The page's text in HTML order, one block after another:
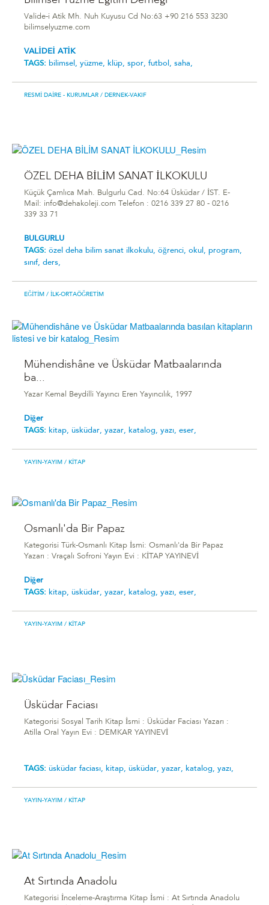
Valide-i Atik Mh. Nuh Kuyusu Cd No:63 +90 216 553 3230
bilimselyuzme.com
VALİDEİ ATİK
TAGS: bilimsel, yüzme, klüp, spor, futbol, saha,
RESMI DAIRE - KURUMLAR / DERNEK-VAKIF
ÖZEL DEHA BİLİM SANAT İLKOKULU
Küçük Çamlıca Mah. Bulgurlu Cad. No:64 Üsküdar / İST. E-
Mail: info@dehakoleji.com Telefon : 0216 339 27 80 - 0216
339 33 71
BULGURLU
TAGS: özel deha bi̇li̇m sanat i̇lkokulu, öğrenci, okul, program,
sınıf, ders,
EĞITIM / İLK-ORTAÖĞRETIM
Mühendishâne ve Üsküdar Matbaalarında
ba...
Yazar Kemal Beydilli Yayıncı Eren Yayıncılık, 1997
Diğer
TAGS: kitap, üsküdar, yazar, katalog, yazı, eser,
YAYIN-YAYIM / KITAP
Osmanlı'da Bir Papaz
Kategorisi Türk-Osmanlı Kitap İsmi: Osmanlı'da Bir Papaz
Yazarı : Vraçalı Sofroni Yayın Evi : KİTAP YAYINEVİ
Diğer
TAGS: kitap, üsküdar, yazar, katalog, yazı, eser,
YAYIN-YAYIM / KITAP
Üsküdar Faciası
Kategorisi Sosyal Tarih Kitap İsmi : Üsküdar Faciası Yazarı :
Atilla Oral Yayın Evi : DEMKAR YAYINEVİ
TAGS: üsküdar faciası, kitap, üsküdar, yazar, katalog, yazı,
YAYIN-YAYIM / KITAP
At Sırtında Anadolu
Kategorisi İnceleme-Araştırma Kitap İsmi : At Sırtında Anadolu